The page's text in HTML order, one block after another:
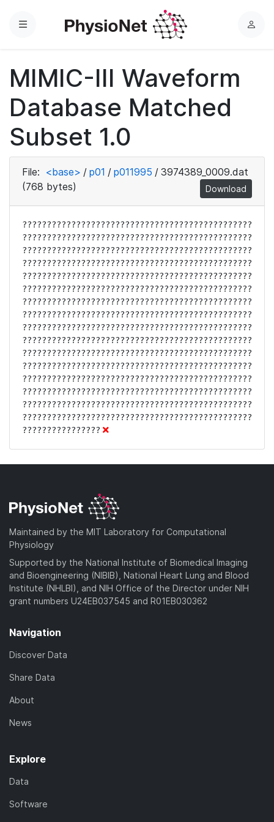
Menu
L
MIMIC-III Waveform
Database Matched
Subset 1.0
File: <base> / p01 / p011995 / 3974389_0009.dat
(768 bytes)
Download
???????????????????????????????????????????????
???????????????????????????????????????????????
???????????????????????????????????????????????
???????????????????????????????????????????????
???????????????????????????????????????????????
???????????????????????????????????????????????
???????????????????????????????????????????????
???????????????????????????????????????????????
???????????????????????????????????????????????
???????????????????????????????????????????????
???????????????????????????????????????????????
???????????????????????????????????????????????
???????????????????????????????????????????????
???????????????????????????????????????????????
???????????????????????????????????????????????
???????????????????????????????????????????????
????????????????
Maintained by the MIT Laboratory for Computational
Physiology
Supported by the National Institute of Biomedical Imaging
and Bioengineering (NIBIB), National Heart Lung and Blood
Institute (NHLBI), and NIH Office of the Director under NIH
grant numbers U24EB037545 and R01EB030362
Navigation
Discover Data
Share Data
About
News
Explore
Data
Software